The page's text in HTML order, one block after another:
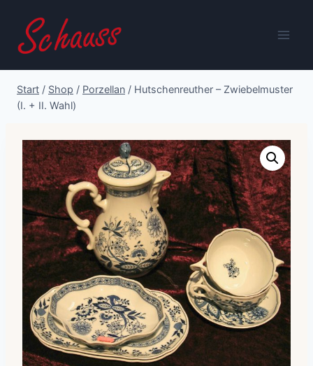
Inhalt
springen
Start / Shop / Porzellan / Hutschenreuther – Zwiebelmuster
(I. + II. Wahl)